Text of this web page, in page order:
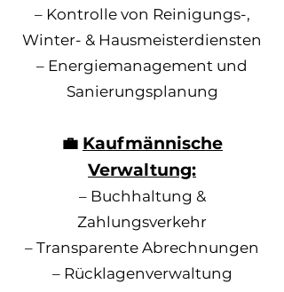
– Kontrolle von Reinigungs-,
Winter- & Hausmeisterdiensten
– Energiemanagement und
Sanierungsplanung
💼 Kaufmännische
Verwaltung:
– Buchhaltung &
Zahlungsverkehr
– Transparente Abrechnungen
– Rücklagenverwaltung